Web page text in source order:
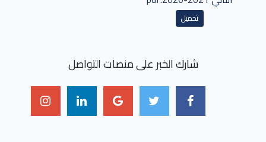
تحميل
شارك الخبر على منصات التواصل